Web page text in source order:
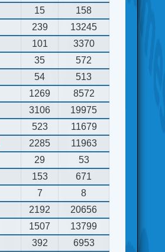
15
158
239
13245
101
3370
35
572
54
513
1269
8572
3106
19975
523
11679
2285
11963
29
53
153
671
7
8
2192
20656
1507
13799
392 6953